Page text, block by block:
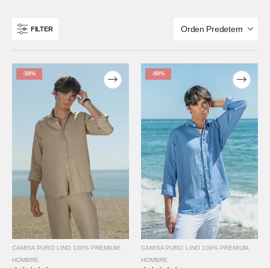
FILTER
-50%
CAMISA PURO LINO 100% PREMIUM,
HOMBRE
-50%
CAMISA PURO LINO 100% PREMIUM,
HOMBRE